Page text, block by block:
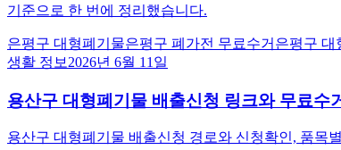
기준으로 한 번에 정리했습니다.
은평구 대형폐기물은평구 폐가전 무료수거 은평구 대
생활 정보 2026년 6월 11일
용산구 대형폐기물 배출신청 링크와 무료수
용산구 대형폐기물 배출신청 경로와 신청확인, 품목